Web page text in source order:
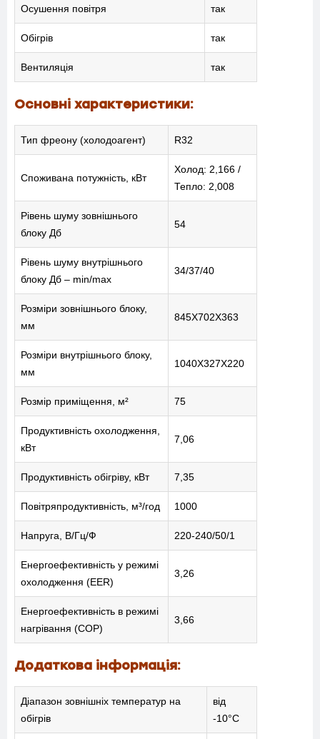
Осушення повітря так
Обігрів так
Вентиляція так
Основні характеристики:
Тип фреону (холодоагент) R32
Споживана потужність, кВт
Холод: 2,166 /
Тепло: 2,008
Рівень шуму зовнішнього
блоку Дб
54
Рівень шуму внутрішнього
блоку Дб – min/max
34/37/40
Розміри зовнішнього блоку,
мм
845Х702Х363
Розміри внутрішнього блоку,
мм
1040Х327Х220
Розмір приміщення, м² 75
Продуктивність охолодження,
кВт
7,06
Продуктивність обігріву, кВт 7,35
Повітряпродуктивність, м³/год 1000
Напруга, В/Гц/Ф 220-240/50/1
Енергоефективність у режимі
охолодження (EER)
3,26
Енергоефективність в режимі
нагрівання (COP)
3,66
Додаткова інформація:
Діапазон зовнішніх температур на
обігрів
від
-10°С
МЕНЮ
ПОСЛУГИ
КАТАЛОГ